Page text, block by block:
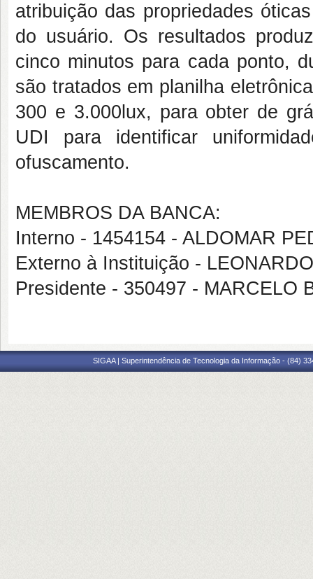
atribuição das propriedades
do usuário. Os resultados
cinco minutos para cada ponto,
são tratados em planilha
300 e 3.000lux, para obter de
UDI para identificar
ofuscamento.
MEMBROS DA BANCA:
Interno - 1454154 - ALDOMAR
Externo à Instituição -
Presidente - 350497 - MARCELO
SIGAA | Superintendência de Tecnologia da Informação - (84)